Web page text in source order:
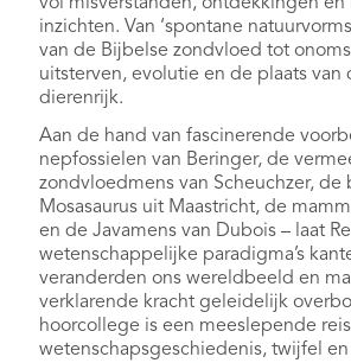
inzichten. Van ‘spontane
van de Bijbelse zondvloed tot
uitsterven, evolutie en de plaats van
dierenrijk.
Aan de hand van fascinerende
nepfossielen van Beringer, de
zondvloedmens van Scheuchzer, de
Mosasaurus uit Maastricht, de
en de Javamens van Dubois – laat
wetenschappelijke paradigma’s
veranderden ons wereldbeeld en
verklarende kracht geleidelijk
hoorcollege is een meeslepende
wetenschapsgeschiedenis, twijfel